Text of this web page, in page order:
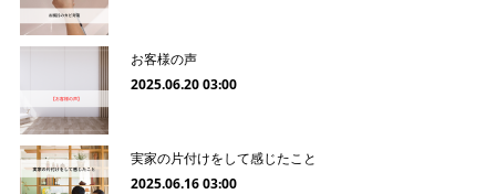
お客様の声
2025.06.20 03:00
実家の片付けをして感じたこと
2025.06.16 03:00